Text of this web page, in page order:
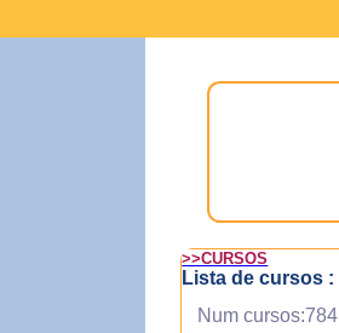
>>CURSOS
Lista de cursos :
Num cursos:784